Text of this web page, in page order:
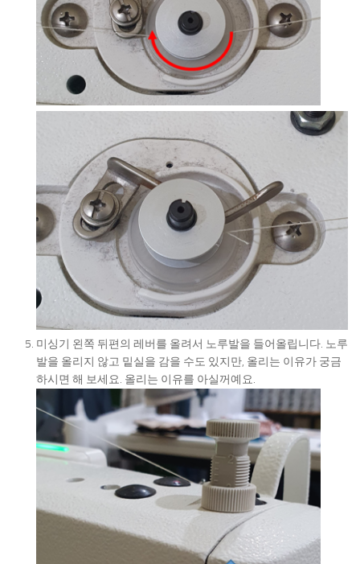
미싱기 왼쪽 뒤편의 레버를 올려서 노루발을 들어올립니다. 노루
발을 올리지 않고 밑실을 감을 수도 있지만, 올리는 이유가 궁금
하시면 해 보세요. 올리는 이유를 아실꺼예요.